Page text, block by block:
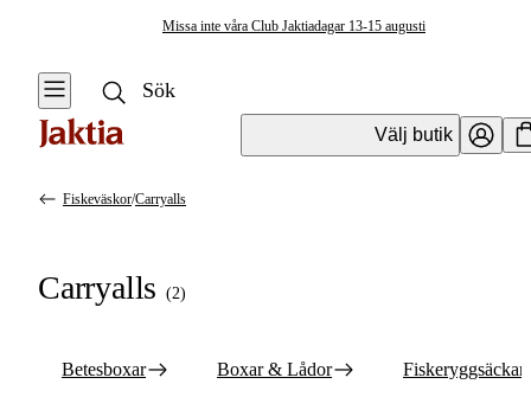
Missa inte våra Club Jaktiadagar 13-15 augusti
Välj butik
Resväskor & Duffelbags
Fiskeväskor
Boxar & Lådor
Fiskeväskor/Carryalls
Carryalls (2)
Betesboxar Boxar & Lådor Fiskeryggsäckar